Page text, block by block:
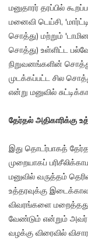
மனுதாரர் தரப்பில்
மனைவி டெய்சி,
சொத்து) மற்றும்
சொத்து) உள்ளிட்ட
நிறுவனங்களின்
முடக்கப்பட்ட சில
என்று மனுவில்
தேர்தல் அதிகாரிக்கு
இது தொடர்பாகத்
முறையாகப்
மனுவில் வருத்தம்
உத்தரவுக்கு
விவரங்களை மறைத்தது
வேண்டும் என்றும்
வழக்கு விரைவில்